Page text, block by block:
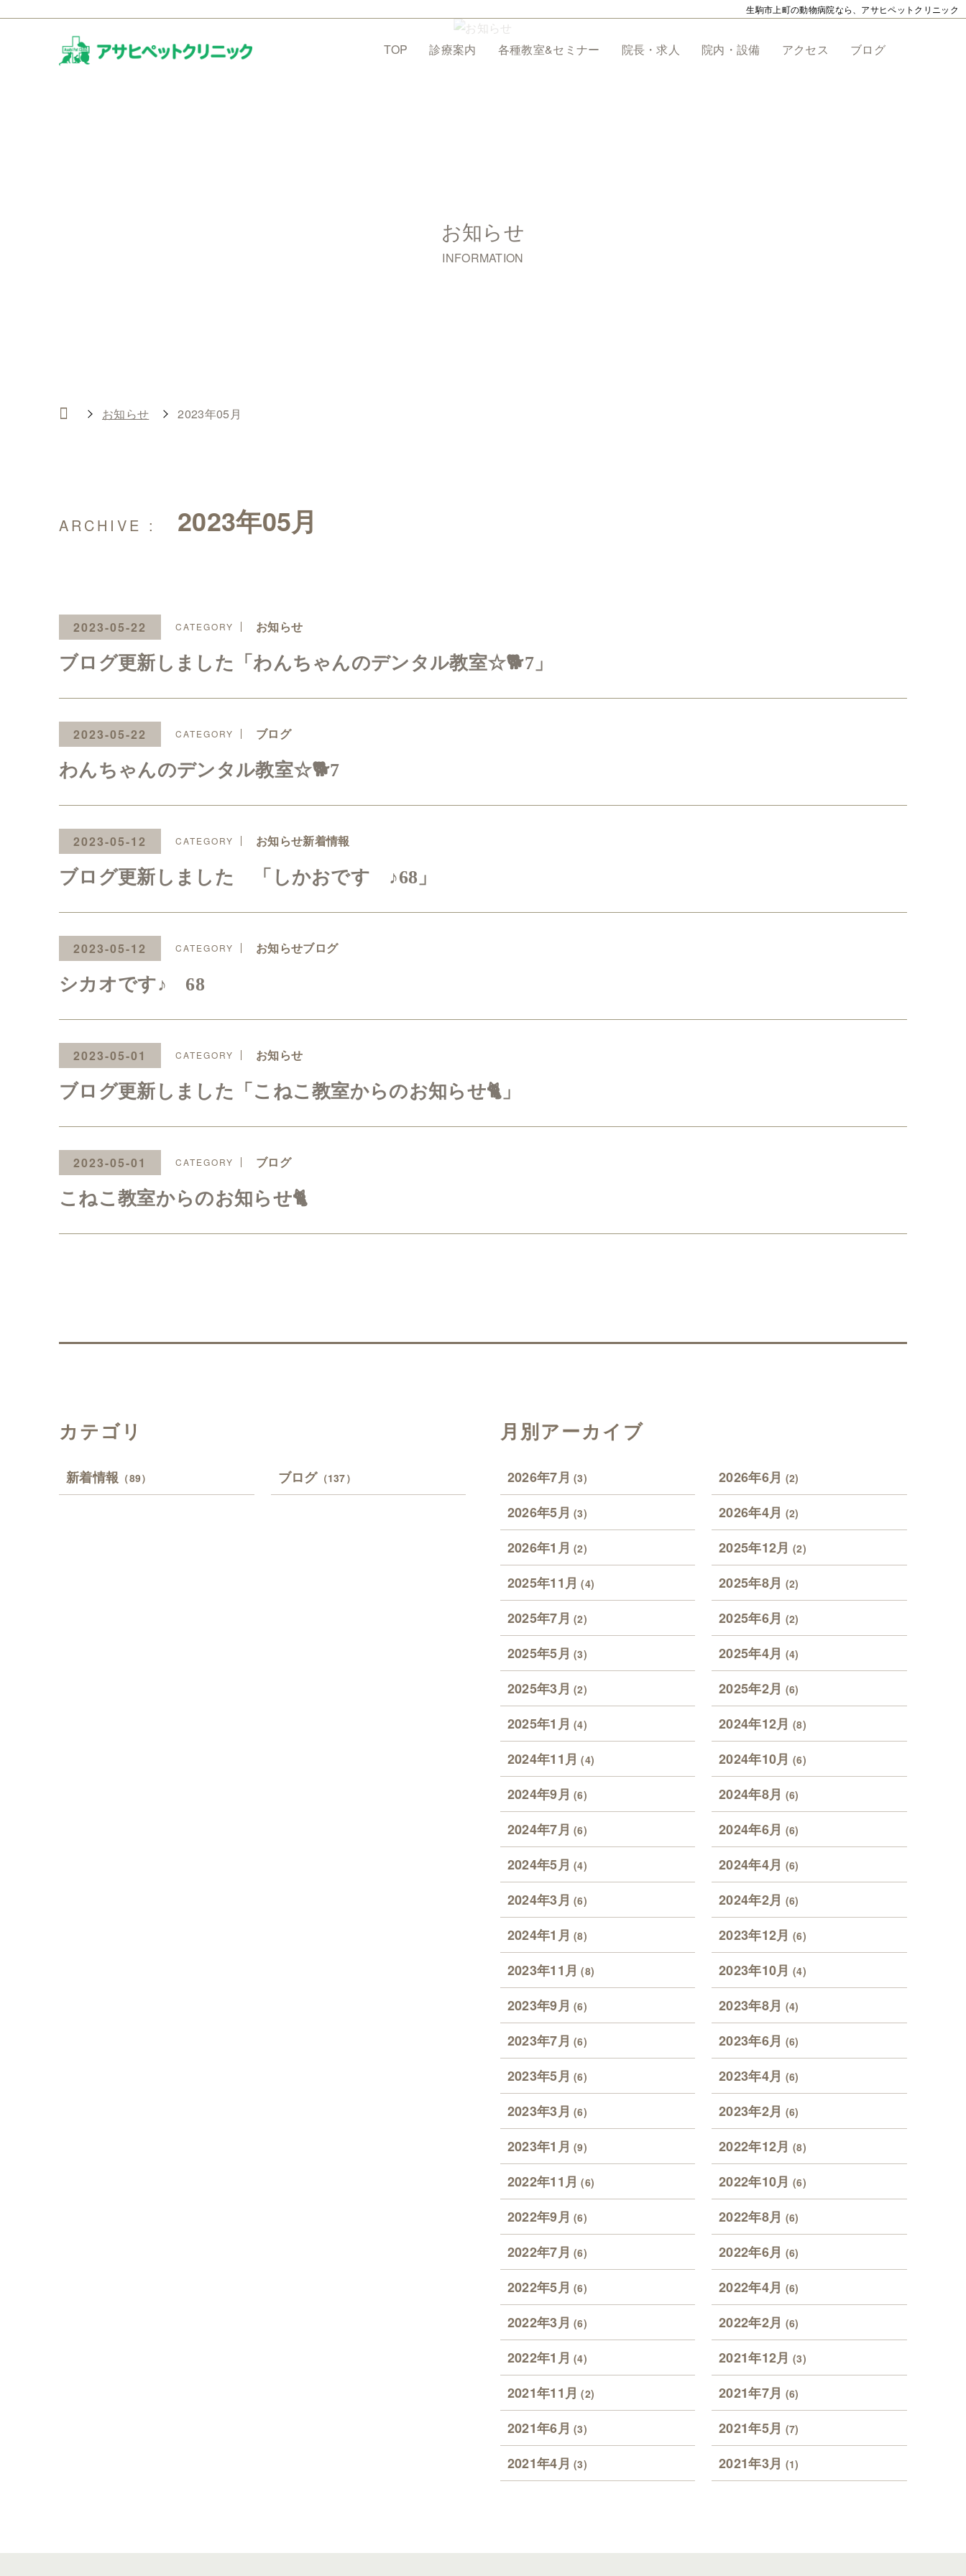
生駒市上町の動物病院なら、アサヒペットクリニック
TOP 診療案内 各種教室&セミナー 院長・求人 院内・設備 アクセス ブログ
お知らせ
INFORMATION
お知らせ 2023年05月
2023年05月
お知らせ
2023-05-22
ブログ更新しました「わんちゃんのデンタル教室☆🐕7」
ブログ
2023-05-22
わんちゃんのデンタル教室☆🐕7
お知らせ新着情報
2023-05-12
ブログ更新しました 「しかおです ♪68」
お知らせブログ
2023-05-12
シカオです♪ 68
お知らせ
2023-05-01
ブログ更新しました「こねこ教室からのお知らせ🐈」
ブログ
2023-05-01
こねこ教室からのお知らせ🐈
カテゴリ
新着情報 （89） ブログ（137）
月別アーカイブ
2026年7月 (3) 2026年6月 (2)
2026年5月 (3) 2026年4月 (2)
2026年1月 (2) 2025年12月 (2)
2025年11月 (4) 2025年8月 (2)
2025年7月 (2) 2025年6月 (2)
2025年5月 (3) 2025年4月 (4)
2025年3月 (2) 2025年2月 (6)
2025年1月 (4) 2024年12月 (8)
2024年11月 (4) 2024年10月 (6)
2024年9月 (6) 2024年8月 (6)
2024年7月 (6) 2024年6月 (6)
2024年5月 (4) 2024年4月 (6)
2024年3月 (6) 2024年2月 (6)
2024年1月 (8) 2023年12月 (6)
2023年11月 (8) 2023年10月 (4)
2023年9月 (6) 2023年8月 (4)
2023年7月 (6) 2023年6月 (6)
2023年5月 (6) 2023年4月 (6)
2023年3月 (6) 2023年2月 (6)
2023年1月 (9) 2022年12月 (8)
2022年11月 (6) 2022年10月 (6)
2022年9月 (6) 2022年8月 (6)
2022年7月 (6) 2022年6月 (6)
2022年5月 (6) 2022年4月 (6)
2022年3月 (6) 2022年2月 (6)
2022年1月 (4) 2021年12月 (3)
2021年11月 (2) 2021年7月 (6)
2021年6月 (3) 2021年5月 (7)
2021年4月 (3) 2021年3月 (1)